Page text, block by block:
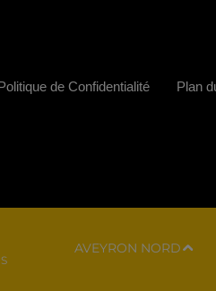
AVEYRON NORD
de Confidentialité Plan